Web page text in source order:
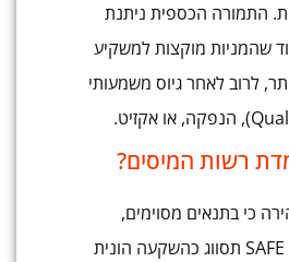
התמורה הכספית ניתנת
שהמניות מוקצות למשקיע
לרוב לאחר גיוס משמעותי
רשות המיסים?
כי בתנאים מסוימים,
השקעה באמצעות SAFE תסווג כהשקעה הונית